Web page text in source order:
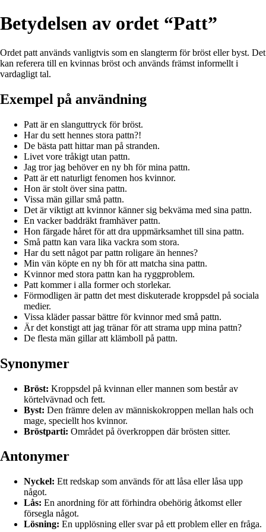
Betydelsen av ordet “Patt”
Ordet patt används vanligtvis som en slangterm för bröst eller byst. Det
kan referera till en kvinnas bröst och används främst informellt i
vardagligt tal.
Exempel på användning
Patt är en slanguttryck för bröst.
Har du sett hennes stora pattn?!
De bästa patt hittar man på stranden.
Livet vore tråkigt utan pattn.
Jag tror jag behöver en ny bh för mina pattn.
Patt är ett naturligt fenomen hos kvinnor.
Hon är stolt över sina pattn.
Vissa män gillar små pattn.
Det är viktigt att kvinnor känner sig bekväma med sina pattn.
En vacker baddräkt framhäver pattn.
Hon färgade håret för att dra uppmärksamhet till sina pattn.
Små pattn kan vara lika vackra som stora.
Har du sett något par pattn roligare än hennes?
Min vän köpte en ny bh för att matcha sina pattn.
Kvinnor med stora pattn kan ha ryggproblem.
Patt kommer i alla former och storlekar.
Förmodligen är pattn det mest diskuterade kroppsdel på sociala
medier.
Vissa kläder passar bättre för kvinnor med små pattn.
Är det konstigt att jag tränar för att strama upp mina pattn?
De flesta män gillar att klämboll på pattn.
Synonymer
Bröst: Kroppsdel på kvinnan eller mannen som består av
körtelvävnad och fett.
Byst: Den främre delen av människokroppen mellan hals och
mage, speciellt hos kvinnor.
Bröstparti: Området på överkroppen där brösten sitter.
Antonymer
Nyckel: Ett redskap som används för att låsa eller låsa upp
något.
Lås: En anordning för att förhindra obehörig åtkomst eller
försegla något.
Lösning: En upplösning eller svar på ett problem eller en fråga.